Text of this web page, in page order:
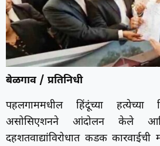
बेळगाव / प्रतिनिधी
पहलगाममधील हिंदूंच्या हत्येच्या
असोसिएशनने आंदोलन केले
दहशतवाद्यांविरोधात कडक